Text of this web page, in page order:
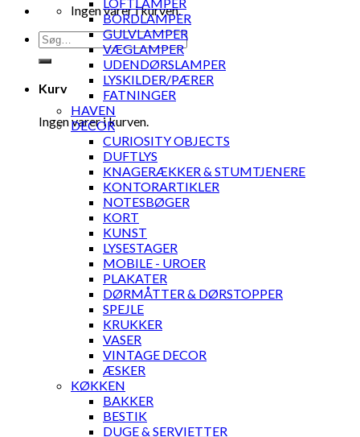
Ingen varer i kurven.
Søg
efter:
Kurv
Ingen varer i kurven.
BORDLAMPER
GULVLAMPER
VÆGLAMPER
UDENDØRSLAMPER
LYSKILDER/PÆRER
FATNINGER
HAVEN
DECOR
CURIOSITY OBJECTS
DUFTLYS
KNAGERÆKKER & STUMTJENERE
KONTORARTIKLER
NOTESBØGER
KORT
KUNST
LYSESTAGER
MOBILE - UROER
PLAKATER
DØRMÅTTER & DØRSTOPPER
SPEJLE
KRUKKER
VASER
VINTAGE DECOR
ÆSKER
KØKKEN
BAKKER
BESTIK
DUGE & SERVIETTER